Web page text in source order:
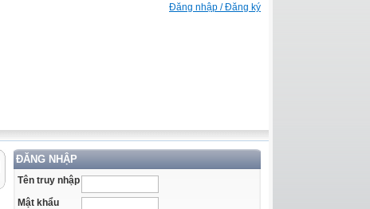
Đăng nhập / Đăng ký
ĐĂNG NHẬP
Tên truy nhập
Mật khẩu